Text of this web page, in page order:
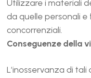
Utilizzare i materiali
da quelle personali
concorrenziali.
Conseguenze della
L’inosservanza di